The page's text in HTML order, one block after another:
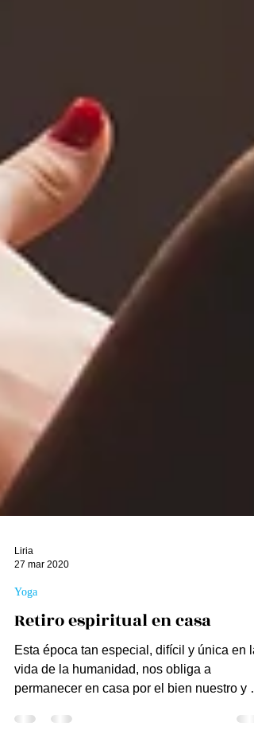
27 mar 2020
Yoga
Retiro espiritual en casa
vida de la humanidad, nos obliga a